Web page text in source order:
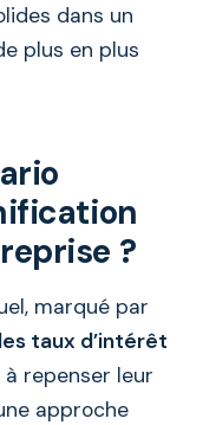
dans un
plus en plus
?
marqué par
taux d’intérêt
repenser leur
approche